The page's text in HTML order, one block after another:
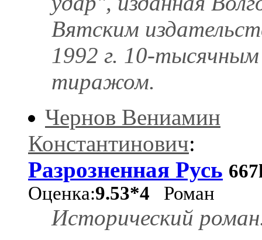
Вятским
1992 г. 10-тысячным
тиражом.
Чернов Вениамин
Константинович:
Разрозненная Русь
Оценка:9.53*4 Роман
Исторический